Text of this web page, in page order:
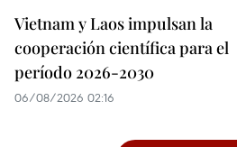
Vietnam y Laos impulsan la
cooperación científica para el
período 2026-2030
06/08/2026 02:16